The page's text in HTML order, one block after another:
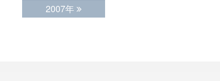
2007年